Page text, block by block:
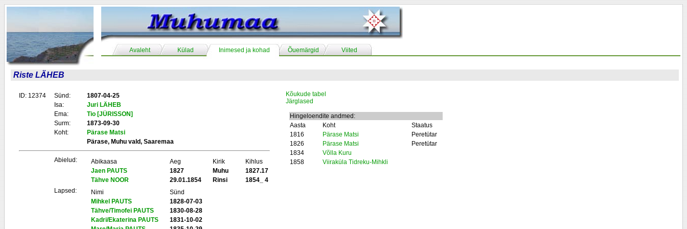
Avaleht Külad Inimesed ja kohad Õuemärgid Viited
Riste LÄHEB
ID: 12374 Sünd:
1807-04-25
Isa:
Juri LÄHEB
Ema:
Tio [JÜRISSON]
Surm:
1873-09-30
Koht:
Pärase Matsi
Pärase, Muhu vald, Saaremaa
Abielud: Abikaasa Aeg Kirik
Kihlus
Jaen PAUTS
1827 Muhu
1827.17
Tähve NOOR
29.01.1854 Rinsi
1854_ 4
Lapsed:
Nimi
Sünd
Mihkel PAUTS
1828-07-03
Tähve/Timofei PAUTS
1830-08-28
Kadri/Ekaterina PAUTS
1831-10-02
Kõukude tabel
Järglased
Hingeloendite andmed:
Aasta
Koht
Staatus
1816
Pärase Matsi
Peretütar
1826
Pärase Matsi
Peretütar
1834
Võlla Kuru
1858
Viiraküla Tidreku-Mihkli